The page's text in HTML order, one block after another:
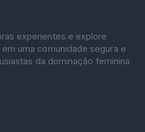
experientes e explore
uma comunidade segura e
da dominação feminina.